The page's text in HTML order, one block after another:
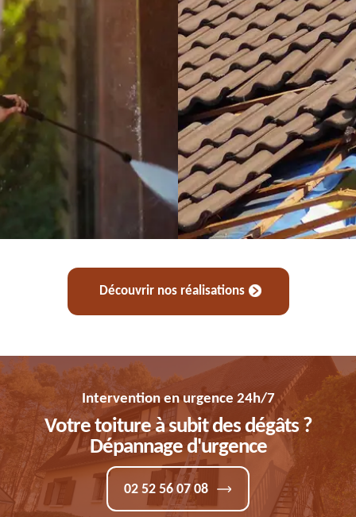
Découvrir nos réalisations
Intervention en urgence 24h/7
Votre toiture à subit des dégâts ?
Dépannage d'urgence
02 52 56 07 08